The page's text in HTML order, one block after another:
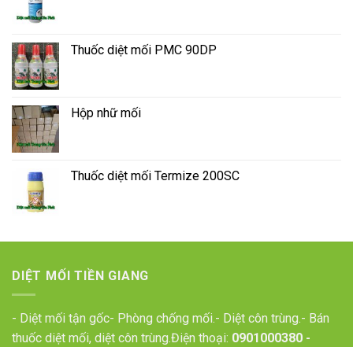
Thuốc diệt mối PMC 90DP
Hộp nhữ mối
Thuốc diệt mối Termize 200SC
DIỆT MỐI TIỀN GIANG
- Diệt mối tận gốc- Phòng chống mối.- Diệt côn trùng.- Bán
thuốc diệt mối, diệt côn trùng.Điện thoại: 0901000380 -